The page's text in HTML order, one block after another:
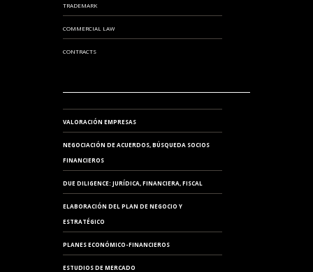
TRADEMARK
COMMERCIAL LAW
CONTRACTS
VALORACIÓN EMPRESAS
NEGOCIACIÓN DE ACUERDOS, BÚSQUEDA SOCIOS
FINANCIEROS
DUE DILIGENCE: JURÍDICA, FINANCIERA, FISCAL
ELABORACIÓN DEL PLAN DE NEGOCIO Y
ESTRATÉGICO
PLANES ECONÓMICO-FINANCIEROS
ESTUDIOS DE MERCADO